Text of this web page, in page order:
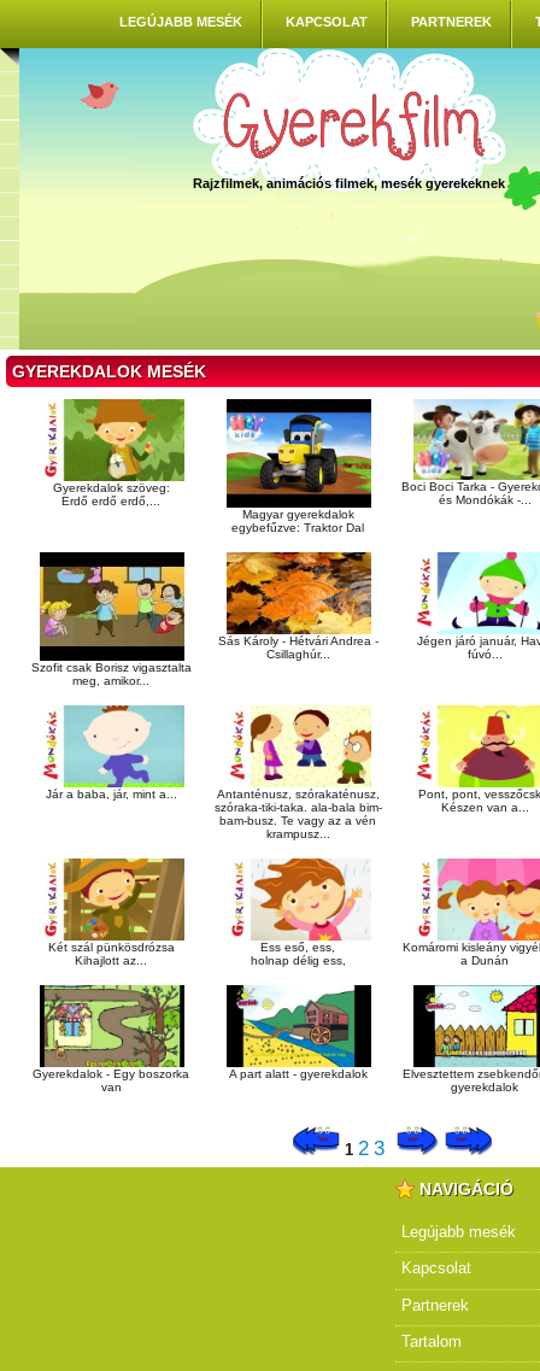
LEGÚJABB MESÉK KAPCSOLAT PARTNEREK
Rajzfilmek, animációs filmek, mesék gyerekeknek
GYEREKDALOK MESÉK
Gyerekdalok szöveg:
Erdő erdő erdő,...
Magyar gyerekdalok
egybefűzve: Traktor Dal
Boci Boci Tarka -
és Mondókák -...
Szofit csak Borisz vigasztalta
meg, amikor...
Sás Károly - Hétvári Andrea -
Csillaghúr...
Jégen járó január,
fúvó...
Jár a baba, jár, mint a...
Antanténusz, szórakaténusz,
szóraka-tiki-taka. ala-bala bim-
bam-busz. Te vagy az a vén
krampusz...
Pont, pont,
Készen van a...
Két szál pünkösdrózsa
Kihajlott az...
Ess eső, ess,
holnap délig ess,
Komáromi kisleány
a Dunán
Gyerekdalok - Egy boszorka
van
A part alatt - gyerekdalok
Elvesztettem
gyerekdalok
1 2 3
NAVIGÁCIÓ
Legújabb mesék
Kapcsolat
Partnerek
Tartalom